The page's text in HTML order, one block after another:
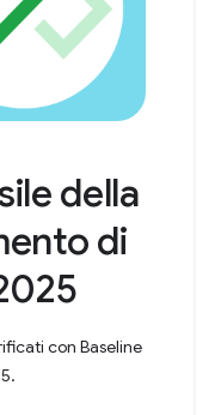
della
di
con Baseline